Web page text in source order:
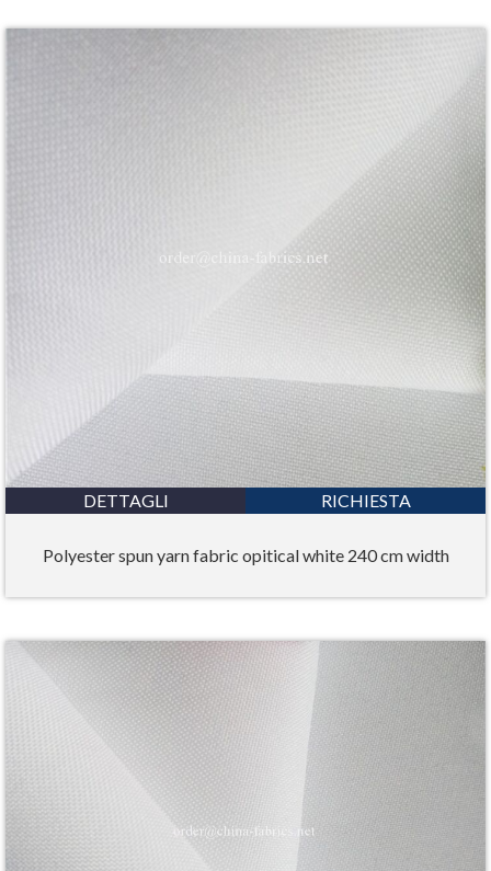
DETTAGLI RICHIESTA
Polyester spun yarn fabric opitical white 240 cm width